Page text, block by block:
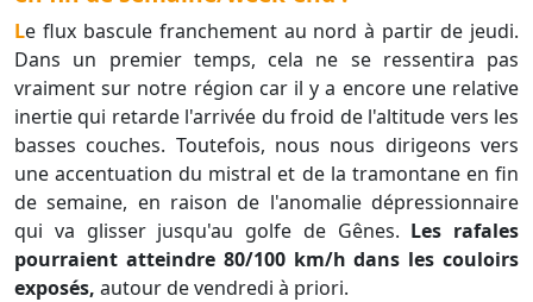
Le flux bascule franchement au nord à partir de jeudi.
Dans un premier temps, cela ne se ressentira pas
vraiment sur notre région car il y a encore une relative
inertie qui retarde l'arrivée du froid de l'altitude vers les
basses couches. Toutefois, nous nous dirigeons vers
une accentuation du mistral et de la tramontane en fin
de semaine, en raison de l'anomalie dépressionnaire
qui va glisser jusqu'au golfe de Gênes. Les rafales
pourraient atteindre 80/100 km/h dans les couloirs
exposés, autour de vendredi à priori.